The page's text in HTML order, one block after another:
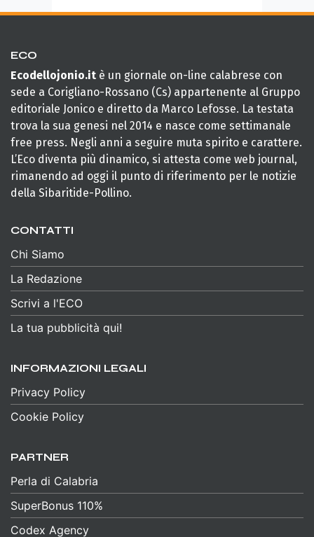
ECO
Ecodellojonio.it è un giornale on-line calabrese con
sede a Corigliano-Rossano (Cs) appartenente al Gruppo
editoriale Jonico e diretto da Marco Lefosse. La testata
trova la sua genesi nel 2014 e nasce come settimanale
free press. Negli anni a seguire muta spirito e carattere.
L’Eco diventa più dinamico, si attesta come web journal,
rimanendo ad oggi il punto di riferimento per le notizie
della Sibaritide-Pollino.
CONTATTI
Chi Siamo
La Redazione
Scrivi a l'ECO
La tua pubblicità qui!
INFORMAZIONI LEGALI
Privacy Policy
Cookie Policy
PARTNER
Perla di Calabria
SuperBonus 110%
Codex Agency